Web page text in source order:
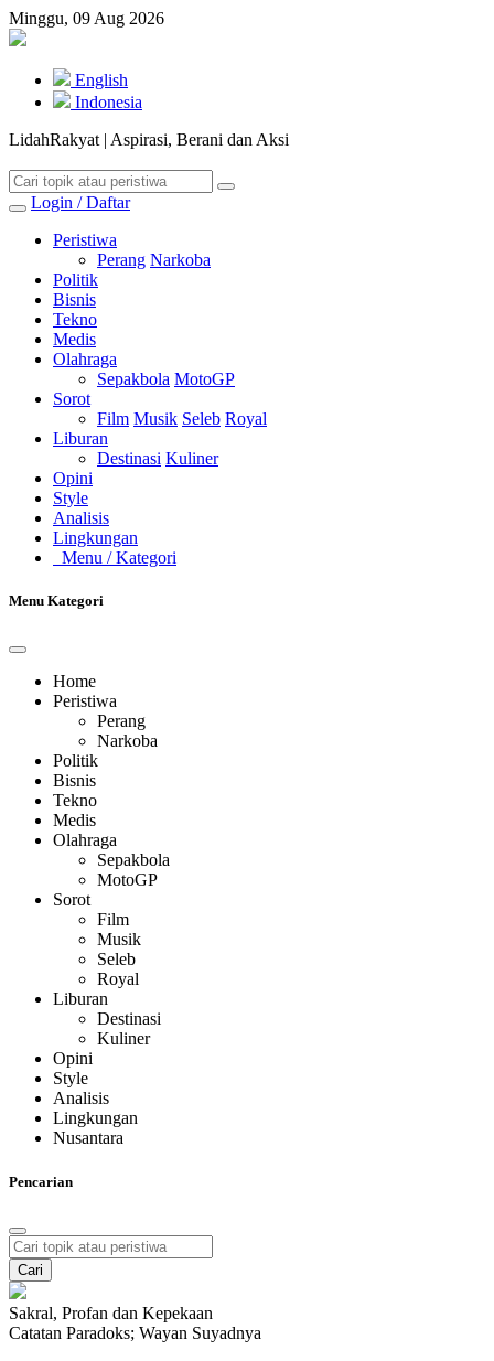
Minggu, 09 Aug 2026
English
Indonesia
LidahRakyat | Aspirasi, Berani dan Aksi
Login / Daftar
Peristiwa
Perang Narkoba
Politik
Bisnis
Tekno
Medis
Olahraga
Sepakbola MotoGP
Sorot
Film Musik Seleb Royal
Liburan
Destinasi Kuliner
Opini
Style
Analisis
Lingkungan
Menu / Kategori
Menu Kategori
Home
Peristiwa
Perang
Narkoba
Politik
Bisnis
Tekno
Medis
Olahraga
Sepakbola
MotoGP
Sorot
Film
Musik
Seleb
Royal
Liburan
Destinasi
Kuliner
Opini
Style
Analisis
Lingkungan
Nusantara
Pencarian
Cari
Sakral, Profan dan Kepekaan
Catatan Paradoks; Wayan Suyadnya